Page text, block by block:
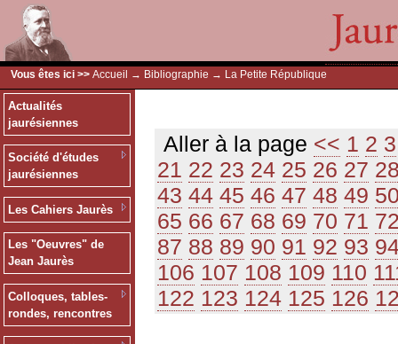
Vous êtes ici >> Accueil → Bibliographie → La Petite République
Actualités
jaurésiennes
Société d'études
jaurésiennes
Les Cahiers Jaurès
Les "Oeuvres" de
Jean Jaurès
Colloques, tables-
rondes, rencontres
Aller à la page << 1 2 3
21 22 23 24 25 26 27
43 44 45 46 47 48 49
65 66 67 68 69 70 71
87 88 89 90 91 92 93
106 107 108 109 110
122 123 124 125 126